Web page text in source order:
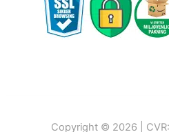
Copyright © 2026 |